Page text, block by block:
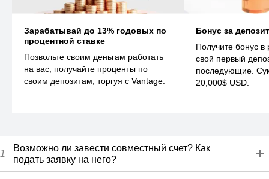
Зарабатывай до 13% годовых по
процентной ставке
Позвольте своим деньгам работать
на вас, получайте проценты по
своим депозитам, торгуя с Vantage.
Бонус за депозит
Получите бонус
свой первый
последующие.
20,000$ USD.
1
Возможно ли завести совместный счет? Как
подать заявку на него?